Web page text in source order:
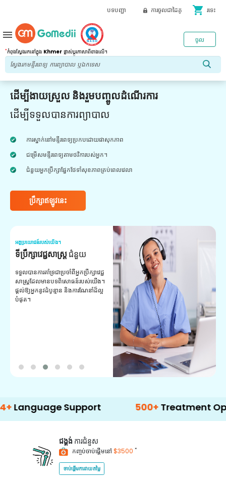
បទបញ្ជា ការចូលជាដៃគូ shopping_cart រទេះ
*កំពុងស្វែងរកនៅក្នុង Khmer ផ្លាស់ប្តូរភាសាពីខាងលើ។
ចូល
menu
ដើម្បីងាយស្រួល និងរួមបញ្ចូលដំណើរការ
ដើម្បីទទួលបានការព្យាបាល
ការស្នាក់នៅមន្ទីរពេទ្យប្រកបដោយផាសុកភាព
ជម្រើសមន្ទីរពេទ្យតាមថវិការបស់អ្នក។
ជំនួយអ្នកប្រឹក្សាផ្នែកថែទាំសុខភាពគ្រប់ពេលវេលា
ប្រឹក្សាឥឡូវនេះ
អត្ថប្រយោជន៍របស់យើង។
ទីប្រឹក្សាវេជ្ជសាស្ត្រជំនួយ
ទទួលបានការគាំទ្រជាប្រចាំពីអ្នកប្រឹក្សាវេជ្ជ
សាស្ត្រដែលមានបទពិសោធន៍របស់យើង។
ផ្តល់ឱ្យអ្នកនូវដំបូន្មាន និងការណែនាំដ៏ល្អ
បំផុត។
Support Treatment Options
ជង្គង់ ការជំនួស
កញ្ចប់ចាប់ផ្តើមនៅ $3500 *
ចាប់ផ្តើមការវាយតម្លៃ